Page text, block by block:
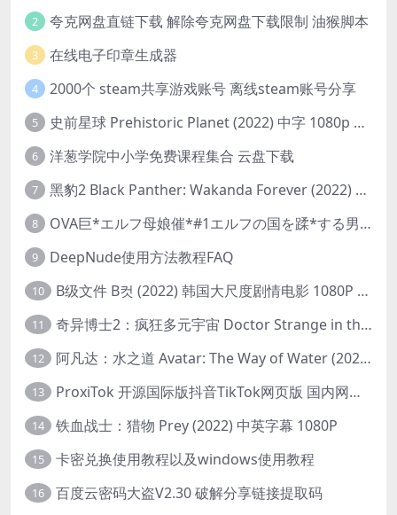
2 夸克网盘直链下载 解除夸克网盘下载限制 油猴脚本
3 在线电子印章生成器
4 2000个 steam共享游戏账号 离线steam账号分享
5 史前星球 Prehistoric Planet (2022) 中字 1080p 高清 阿里云盘 2022.5.27已更新全集
6 洋葱学院中小学免费课程集合 云盘下载
7 黑豹2 Black Panther: Wakanda Forever (2022) 高清版
8 OVA巨*エルフ母娘催*#1エルフの国を蹂*する男。汚された女王と姫
9 DeepNude使用方法教程FAQ
10 B级文件 B컷 (2022) 韩国大尺度剧情电影 1080P 中字
11 奇异博士2：疯狂多元宇宙 Doctor Strange in the Multiverse of Madness (2022) 高清版1080p
12 阿凡达：水之道 Avatar: The Way of Water (2022) 1080p 2k 4k 中文字幕
13 ProxiTok 开源国际版抖音TikTok网页版 国内网络直连
14 铁血战士：猎物 Prey (2022) 中英字幕 1080P
15 卡密兑换使用教程以及windows使用教程
16 百度云密码大盗V2.30 破解分享链接提取码